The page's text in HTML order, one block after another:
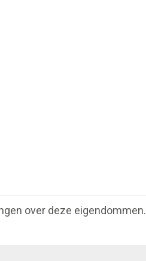
over deze eigendommen.